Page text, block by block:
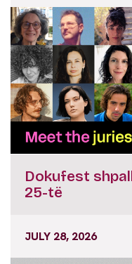
Dokufest
25-të
JULY 28, 2026